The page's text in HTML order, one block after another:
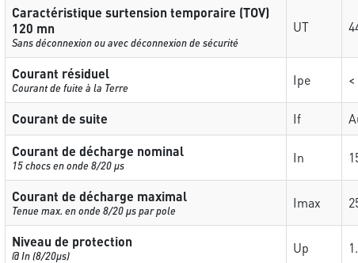
Caractéristique surtension temporaire (TOV)
120 mn
Sans déconnexion ou avec déconnexion de sécurité
UT
Courant résiduel
Courant de fuite à la Terre Ipe
Courant de suite If
Courant de décharge nominal
15 chocs en onde 8/20 µs In
Courant de décharge maximal
Tenue max. en onde 8/20 µs par pole Imax
Niveau de protection
@ In (8/20µs) Up